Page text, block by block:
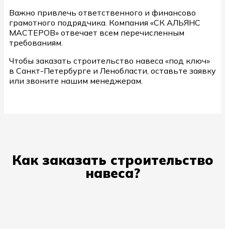
Важно привлечь ответственного и финансово
грамотного подрядчика. Компания «СК АЛЬЯНС
МАСТЕРОВ» отвечает всем перечисленным
требованиям.
Чтобы заказать строительство навеса «под ключ»
в Санкт-Петербурге и Ленобласти, оставьте заявку
или звоните нашим менеджерам.
Как заказать строительство
навеса?